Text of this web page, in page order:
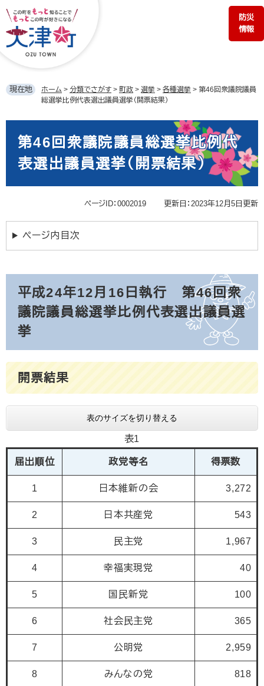
ジ
の
す。
ュ
ー
し
防災
情報
現在地 ホーム > 分類でさがす > 町政 > 選挙 > 各種選挙 > 第46回衆議院議員
総選挙比例代表選出議員選挙（開票結果）
第46回衆議院議員総選挙比例代
表選出議員選挙（開票結果）
ページID：0002019 更新日：2023年12月5日更新
ページ内目次
平成24年12月16日執行 第46回衆
議院議員総選挙比例代表選出議員選
挙
開票結果
表のサイズを切り替える
表1
届出順位 政党等名 得票数
1 日本維新の会 3,272
2 日本共産党 543
3 民主党 1,967
4 幸福実現党 40
5 国民新党 100
6 社会民主党 365
7 公明党 2,959
8 みんなの党 818